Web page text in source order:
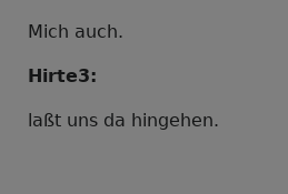
Mich auch.
Hirte3:
laßt uns da hingehen.